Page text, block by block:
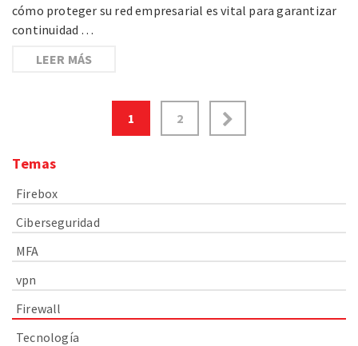
cómo proteger su red empresarial es vital para garantizar
continuidad …
LEER MÁS
1 2
Temas
Firebox
Ciberseguridad
MFA
vpn
Firewall
Tecnología